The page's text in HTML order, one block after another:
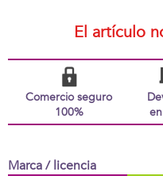
El artículo
Comercio seguro
100%
Marca / licencia